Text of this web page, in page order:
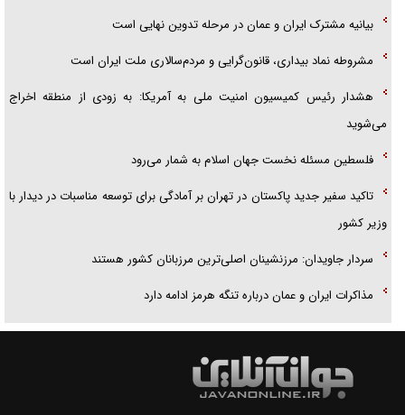
بیانیه مشترک ایران و عمان در مرحله تدوین نهایی است
مشروطه نماد بیداری، قانون‌گرایی و مردم‌سالاری ملت ایران است
هشدار رئیس کمیسیون امنیت ملی به آمریکا: به زودی از منطقه اخراج
می‌شوید
فلسطین مسئله نخست جهان اسلام به شمار می‌رود
تاکید سفیر جدید پاکستان در تهران بر آمادگی برای توسعه مناسبات در دیدار با
وزیر کشور
سردار جاویدان: مرزنشینان اصلی‌ترین مرزبانان کشور هستند
مذاکرات ایران و عمان درباره تنگه هرمز ادامه دارد